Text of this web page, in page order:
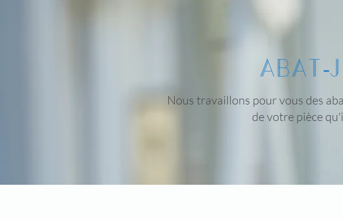
abat-
Nous travaillons pour vous des
de votre pièce